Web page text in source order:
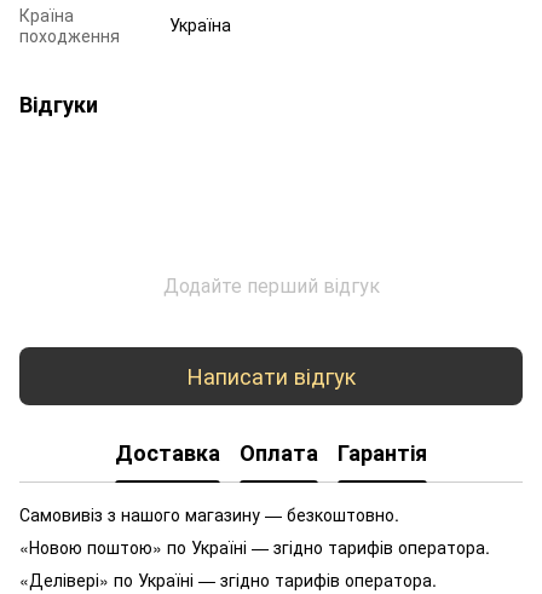
Країна
походження
Україна
Відгуки
Додайте перший відгук
Написати відгук
Доставка Оплата Гарантія
Самовивіз з нашого магазину — безкоштовно.
«Новою поштою» по Україні — згідно тарифів оператора.
«Делівері» по Україні — згідно тарифів оператора.